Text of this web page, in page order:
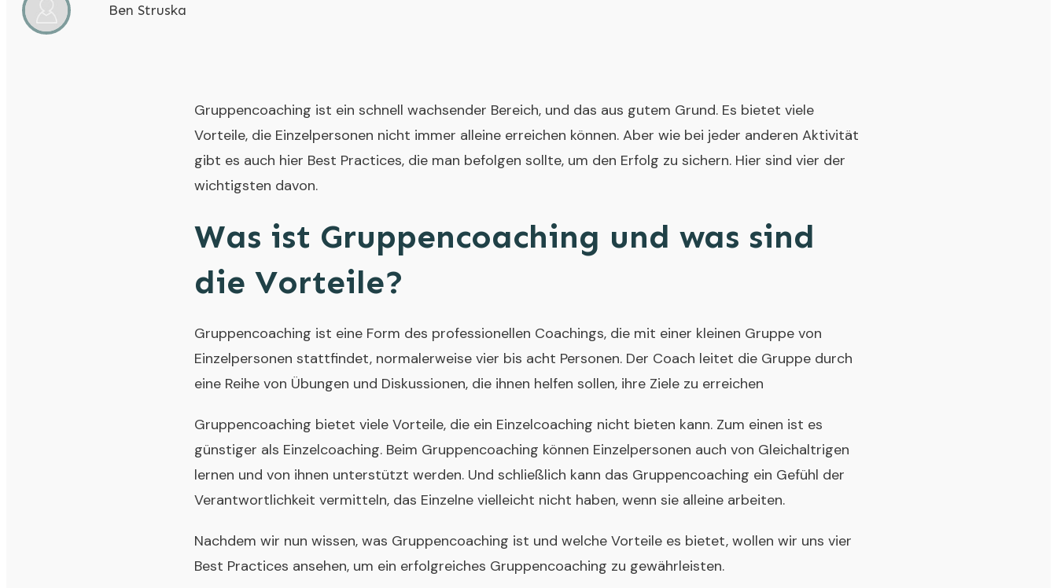
Ben Struska
Gruppencoaching ist ein schnell wachsender Bereich, und das aus gutem Grund. Es bietet viele
Vorteile, die Einzelpersonen nicht immer alleine erreichen können. Aber wie bei jeder anderen Aktivität
gibt es auch hier Best Practices, die man befolgen sollte, um den Erfolg zu sichern. Hier sind vier der
wichtigsten davon.
Was ist Gruppencoaching und was sind
die Vorteile?
Gruppencoaching ist eine Form des professionellen Coachings, die mit einer kleinen Gruppe von
Einzelpersonen stattfindet, normalerweise vier bis acht Personen. Der Coach leitet die Gruppe durch
eine Reihe von Übungen und Diskussionen, die ihnen helfen sollen, ihre Ziele zu erreichen
Gruppencoaching bietet viele Vorteile, die ein Einzelcoaching nicht bieten kann. Zum einen ist es
günstiger als Einzelcoaching. Beim Gruppencoaching können Einzelpersonen auch von Gleichaltrigen
lernen und von ihnen unterstützt werden. Und schließlich kann das Gruppencoaching ein Gefühl der
Verantwortlichkeit vermitteln, das Einzelne vielleicht nicht haben, wenn sie alleine arbeiten.
Nachdem wir nun wissen, was Gruppencoaching ist und welche Vorteile es bietet, wollen wir uns vier
Best Practices ansehen, um ein erfolgreiches Gruppencoaching zu gewährleisten.